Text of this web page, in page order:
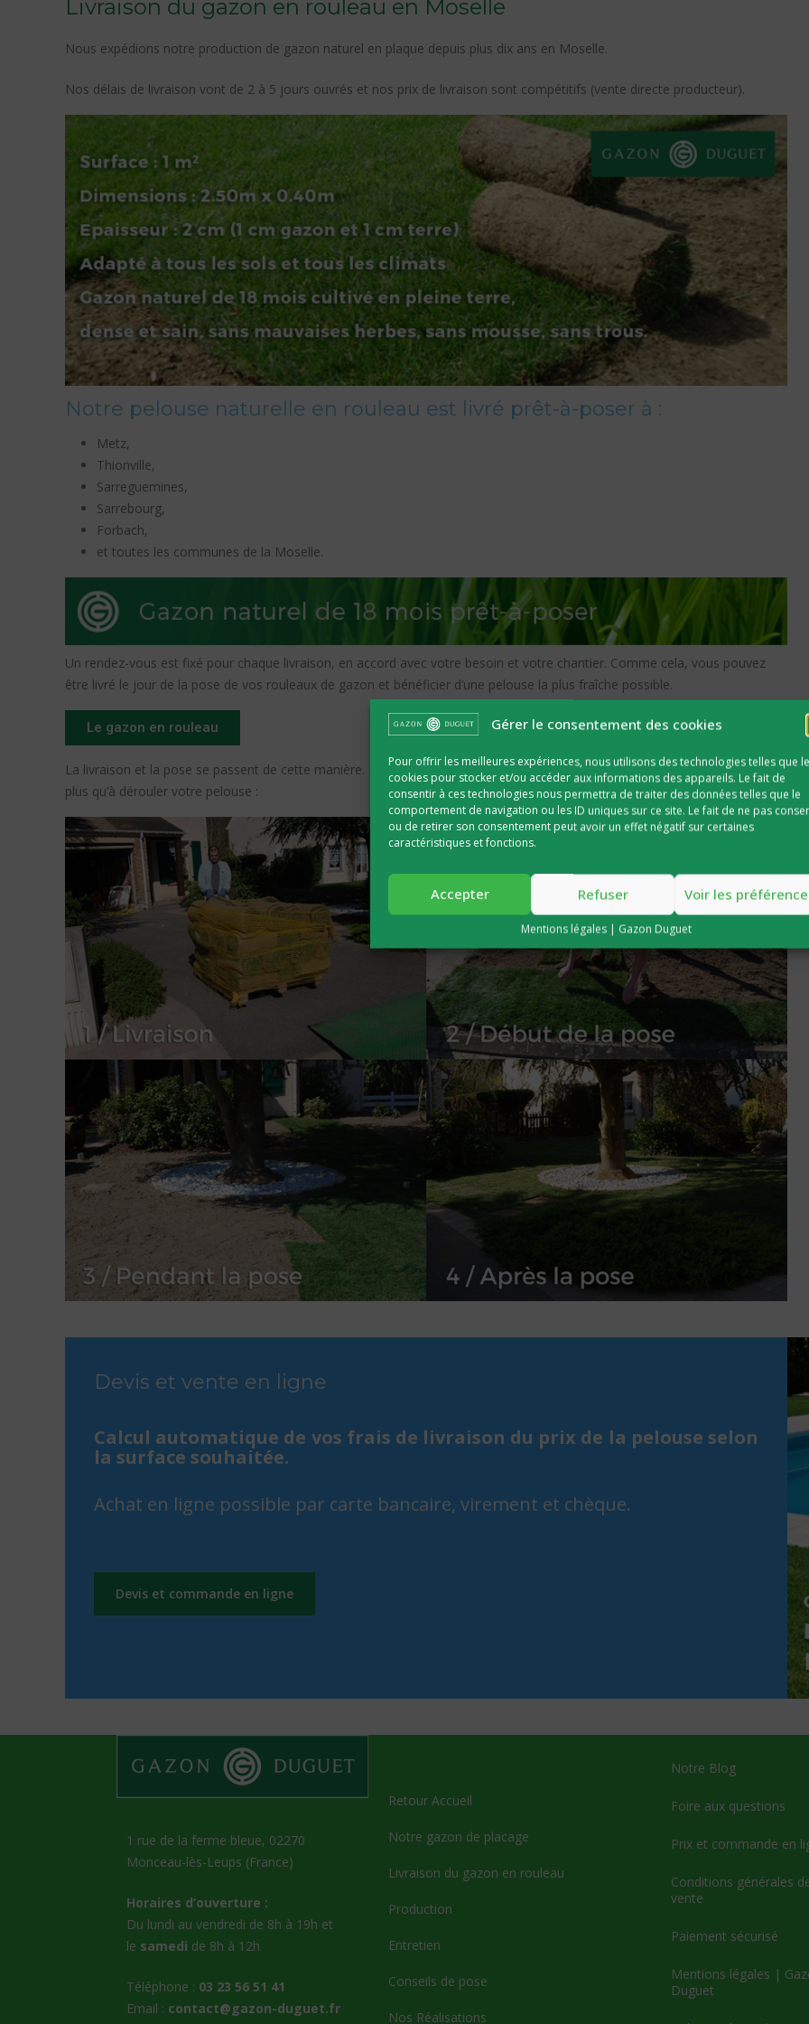
Gérer le consentement des cookies
Pour offrir les meilleures expériences, nous utilisons des technologies telles que
cookies pour stocker et/ou accéder aux informations des appareils. Le fait de
consentir à ces technologies nous permettra de traiter des données telles que le
comportement de navigation ou les ID uniques sur ce site. Le fait de ne pas
ou de retirer son consentement peut avoir un effet négatif sur certaines
caractéristiques et fonctions.
Accepter Refuser Voir les
Mentions légales | Gazon Duguet
Livraison du gazon en rouleau en Moselle
Nous expédions notre production de gazon naturel en plaque depuis plus dix ans en Moselle.
Nos délais de livraison vont de 2 à 5 jours ouvrés et nos prix de livraison sont compétitifs (vente directe producteur).
Notre pelouse naturelle en rouleau est livré prêt-à-poser à :
Metz,
Thionville,
Sarreguemines,
Sarrebourg,
Forbach,
et toutes les communes de la Moselle.
Un rendez-vous est fixé pour chaque livraison, en accord avec votre besoin et votre chantier. Comme cela, vous pouvez
être livré le jour de la pose de vos rouleaux de gazon et bénéficier d’une pelouse la plus fraîche possible.
Le gazon en rouleau
La livraison et la pose se passent de cette manière. Le transporteur vous livre à domicile le jour convenu et il ne vous reste
plus qu’à dérouler votre pelouse :
Devis et vente en ligne
Calcul automatique de vos frais de livraison du prix de la pelouse selon
la surface souhaitée.
Achat en ligne possible par carte bancaire, virement et chèque.
Devis et commande en ligne
1 rue de la ferme bleue, 02270
Monceau-lès-Leups (France)
Horaires d’ouverture :
Du lundi au vendredi de 8h à 19h et
le samedi de 8h à 12h
Téléphone : 03 23 56 51 41
Email : contact@gazon-duguet.fr
Retour Accueil
Notre gazon de placage
Livraison du gazon en rouleau
Production
Entretien
Conseils de pose
Nos Réalisations
Notre Blog
Foire aux questions
Prix et commande en
Conditions générales
vente
Paiement sécurisé
Mentions légales |
Duguet